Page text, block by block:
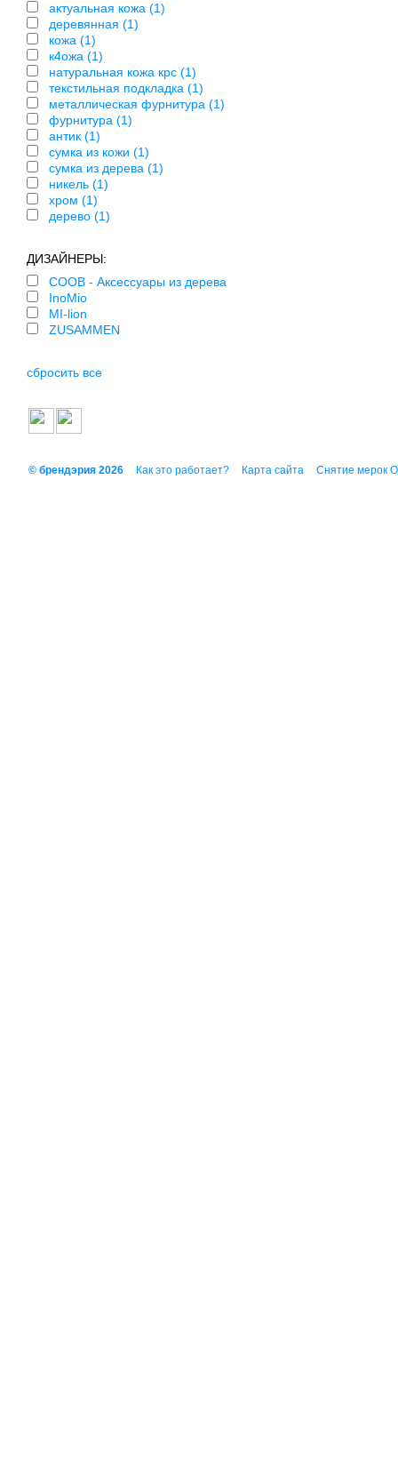
актуальная кожа (1)
деревянная (1)
кожа (1)
к4ожа (1)
натуральная кожа крс (1)
текстильная подкладка (1)
металлическая фурнитура (1)
фурнитура (1)
антик (1)
сумка из кожи (1)
сумка из дерева (1)
никель (1)
хром (1)
дерево (1)
ДИЗАЙНЕРЫ:
COOB - Аксессуары из дерева
InoMio
MI-lion
ZUSAMMEN
сбросить все
© брендэрия 2026 Как это работает? Карта сайта Снятие мерок